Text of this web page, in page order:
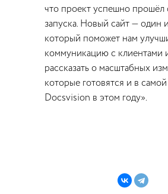
что проект успешно прошёл
запуска. Новый сайт — один
который поможет нам
коммуникацию с клиентами
рассказать о масштабных
которые готовятся и в
Docsvision в этом году».